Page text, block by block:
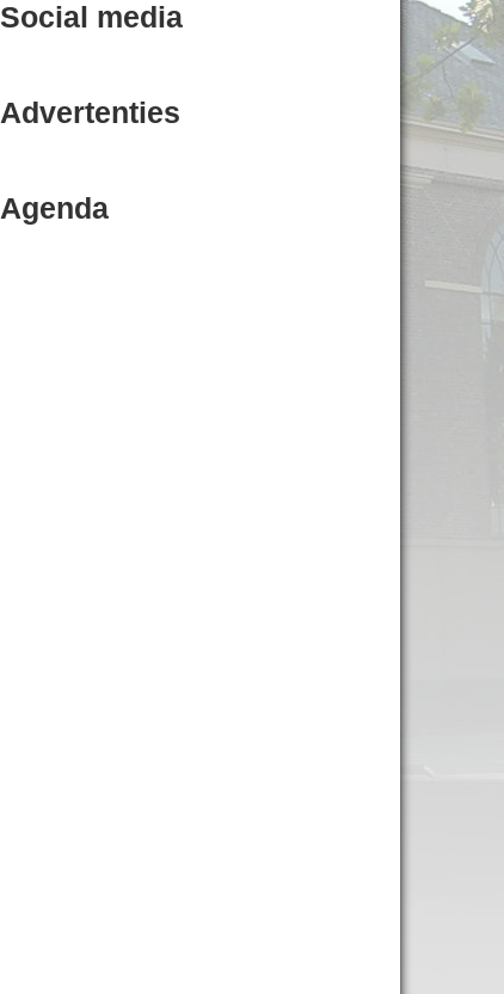
Social media
Advertenties
Agenda